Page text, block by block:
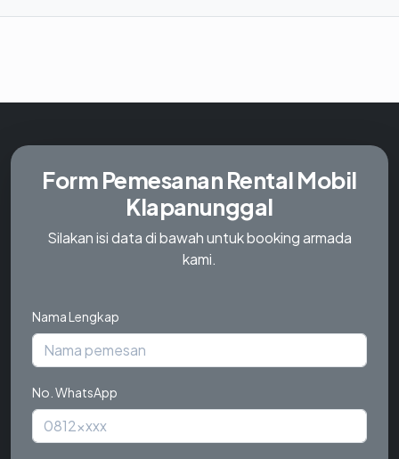
Form PemesananRental Mobil
Klapanunggal
Silakan isi data di bawah untuk booking armada
kami.
Nama Lengkap
No. WhatsApp